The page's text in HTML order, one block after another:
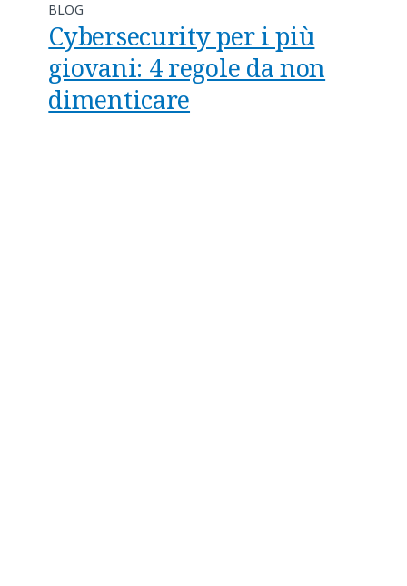
BLOG
Cybersecurity per i più
giovani: 4 regole da non
dimenticare